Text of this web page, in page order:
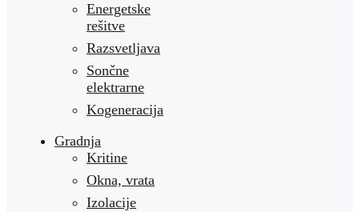
Energetske
rešitve
Razsvetljava
Sončne
elektrarne
Kogeneracija
Gradnja
Kritine
Okna, vrata
Izolacije